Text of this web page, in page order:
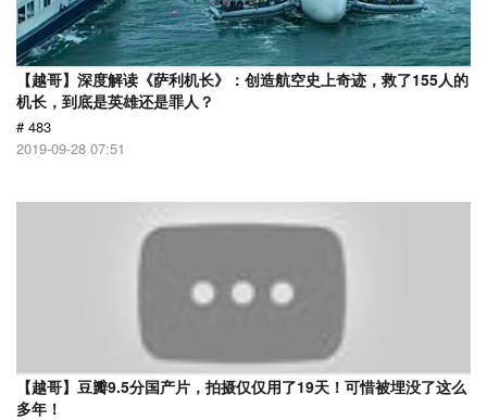
【越哥】深度解读《萨利机长》：创造航空史上奇迹，救了155人的
机长，到底是英雄还是罪人？
# 483
2019-09-28 07:51
【越哥】豆瓣9.5分国产片，拍摄仅仅用了19天！可惜被埋没了这么
多年！